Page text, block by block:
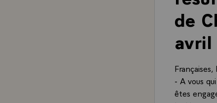
de
Françaises,
- A vous
êtes